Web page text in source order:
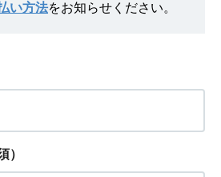
い方法をお知らせください。
）